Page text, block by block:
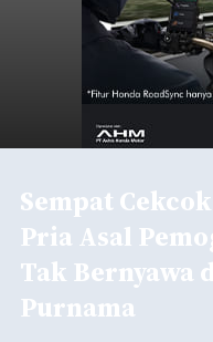
Sempat
Pria Asal
Tak Bernyawa
Purnama